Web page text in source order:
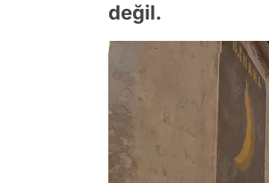
değil.